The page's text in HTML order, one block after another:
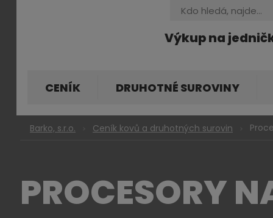
Výkup na
Vyhledávání
CENÍK DRUHOTNÉ SUROVINY
Barko, s.r.o. Ceník kovů a druhotných surovin
PROCESORY